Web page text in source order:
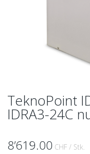
TeknoPoint
IDRA3-24C
8’619.00 CHF / Stk.